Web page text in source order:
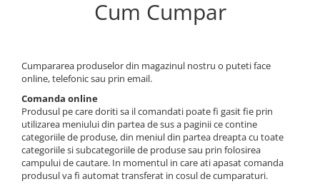
Rochii din Catifea
Rochii de Seară
Cum Cumpar
Cumpararea produselor din magazinul nostru o puteti face
online, telefonic sau prin email.
Comanda online
Produsul pe care doriti sa il comandati poate fi gasit fie prin
utilizarea meniului din partea de sus a paginii ce contine
categoriile de produse, din meniul din partea dreapta cu toate
categoriile si subcategoriile de produse sau prin folosirea
campului de cautare. In momentul in care ati apasat comanda
produsul va fi automat transferat in cosul de cumparaturi.